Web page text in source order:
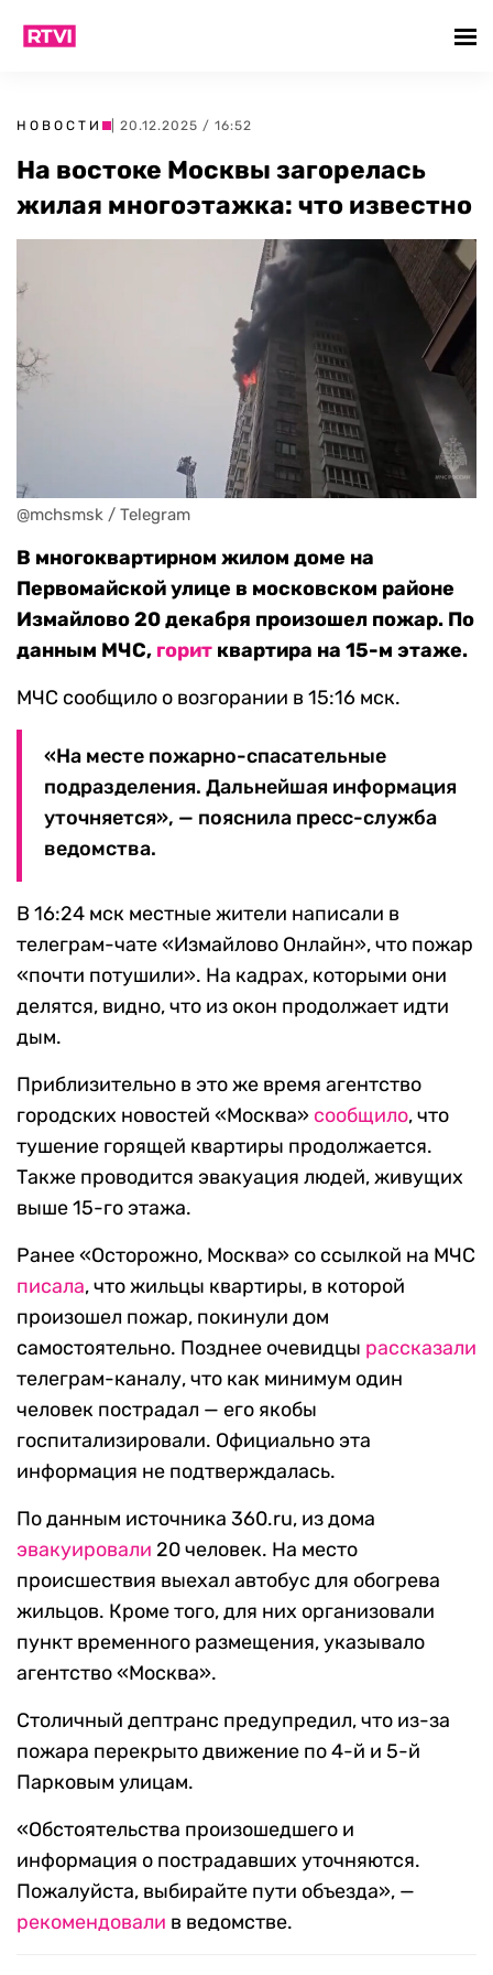
НОВОСТИ | 20.12.2025 / 16:52
На востоке Москвы загорелась
жилая многоэтажка: что известно
@mchsmsk / Telegram
В многоквартирном жилом доме на
Первомайской улице в московском районе
Измайлово 20 декабря произошел пожар. По
данным МЧС, горит квартира на 15-м этаже.
МЧС сообщило о возгорании в 15:16 мск.
«На месте пожарно-спасательные
подразделения. Дальнейшая информация
уточняется», — пояснила пресс-служба
ведомства.
В 16:24 мск местные жители написали в
телеграм-чате «Измайлово Онлайн», что пожар
«почти потушили». На кадрах, которыми они
делятся, видно, что из окон продолжает идти
дым.
Приблизительно в это же время агентство
городских новостей «Москва» сообщило, что
тушение горящей квартиры продолжается.
Также проводится эвакуация людей, живущих
выше 15-го этажа.
Ранее «Осторожно, Москва» со ссылкой на МЧС
писала, что жильцы квартиры, в которой
произошел пожар, покинули дом
самостоятельно. Позднее очевидцы рассказали
телеграм-каналу, что как минимум один
человек пострадал — его якобы
госпитализировали. Официально эта
информация не подтверждалась.
По данным источника 360.ru, из дома
эвакуировали 20 человек. На место
происшествия выехал автобус для обогрева
жильцов. Кроме того, для них организовали
пункт временного размещения, указывало
агентство «Москва».
Столичный дептранс предупредил, что из-за
пожара перекрыто движение по 4-й и 5-й
Парковым улицам.
«Обстоятельства произошедшего и
информация о пострадавших уточняются.
Пожалуйста, выбирайте пути объезда», —
рекомендовали в ведомстве.